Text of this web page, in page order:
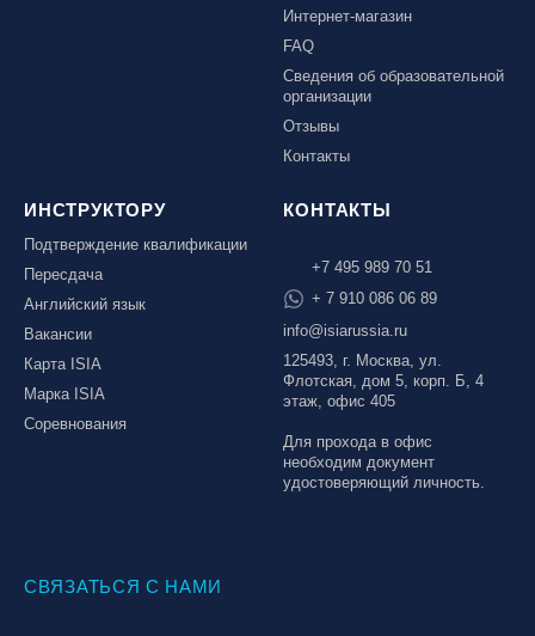
Интернет-магазин
FAQ
Сведения об образовательной
организации
Отзывы
Контакты
ИНСТРУКТОРУ
Подтверждение квалификации
Пересдача
Английский язык
Вакансии
Карта ISIA
Марка ISIA
Соревнования
КОНТАКТЫ
+7 495 989 70 51
+ 7 910 086 06 89
info@isiarussia.ru
125493, г. Москва, ул.
Флотская, дом 5, корп. Б, 4
этаж, офис 405
Для прохода в офис
необходим документ
удостоверяющий личность.
СВЯЗАТЬСЯ С НАМИ